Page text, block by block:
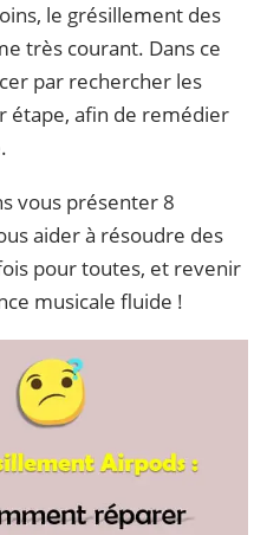
le grésillement des
très courant. Dans ce
par rechercher les
étape, afin de remédier
vous présenter 8
aider à résoudre des
pour toutes, et revenir
musicale fluide !